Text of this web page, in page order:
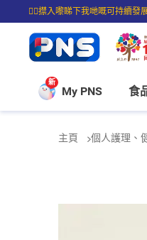
☝🏼㩒入嚟睇下我哋嘅可持續發
⭐購物滿$399即享免費送貨；
新
My PNS 食
主頁 個人護理、